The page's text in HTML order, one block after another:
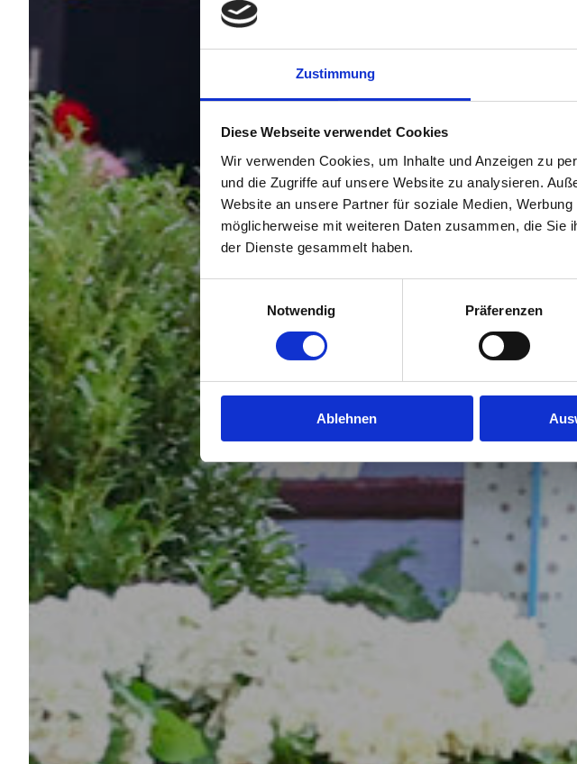
Zustimmung
Diese Webseite verwendet Cookies
Wir verwenden Cookies, um Inhalte und Anzeigen zu
und die Zugriffe auf unsere Website zu analysieren.
Website an unsere Partner für soziale Medien,
möglicherweise mit weiteren Daten zusammen, die Sie
der Dienste gesammelt haben.
Notwendig
Präferenzen
Ablehnen